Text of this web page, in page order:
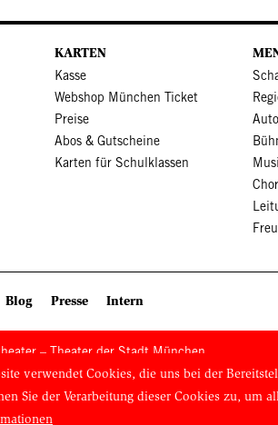
verwendet Cookies, die uns bei der
Sie der Verarbeitung dieser Cookies zu, um
KARTEN
Kasse
Webshop München Ticket
Preise
Abos & Gutscheine
Karten für Schulklassen
Blog Presse Intern
– Theater der Stadt München